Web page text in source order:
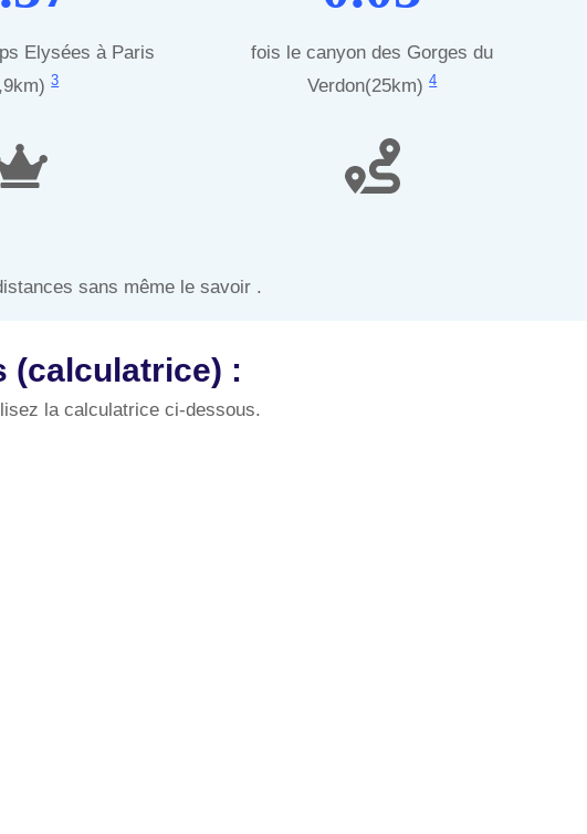
Elysées à Paris
3
fois le canyon des Gorges du
Verdon(25km)4
sans même le savoir .
(calculatrice) :
la calculatrice ci-dessous.